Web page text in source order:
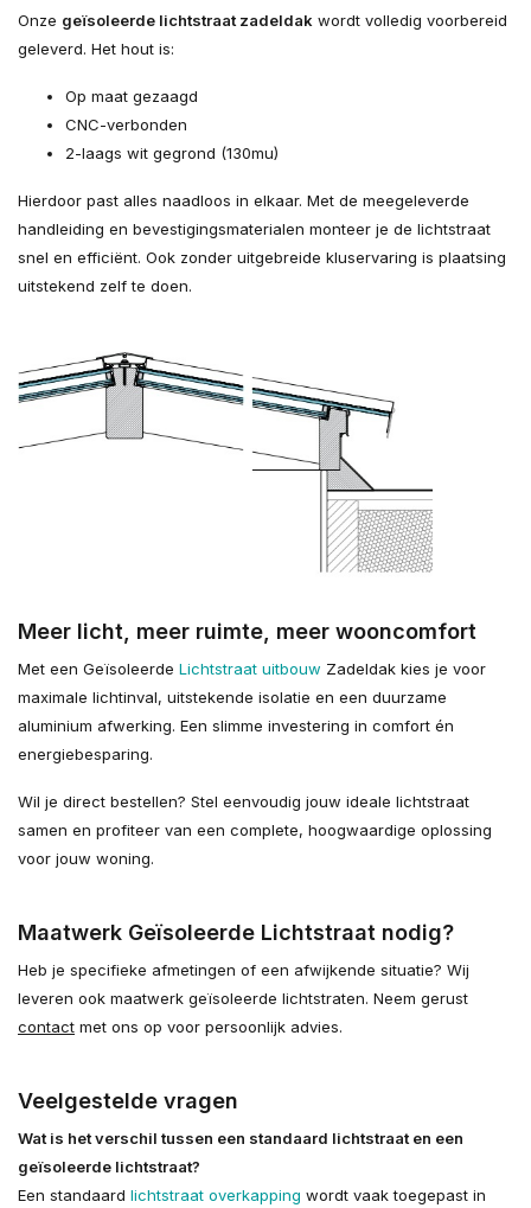
Onze geïsoleerde lichtstraat zadeldak wordt volledig voorbereid
geleverd. Het hout is:
Op maat gezaagd
CNC-verbonden
2-laags wit gegrond (130mu)
Hierdoor past alles naadloos in elkaar. Met de meegeleverde
handleiding en bevestigingsmaterialen monteer je de lichtstraat
snel en efficiënt. Ook zonder uitgebreide kluservaring is plaatsing
uitstekend zelf te doen.
Meer licht, meer ruimte, meer wooncomfort
Met een Geïsoleerde Lichtstraat uitbouw Zadeldak kies je voor
maximale lichtinval, uitstekende isolatie en een duurzame
aluminium afwerking. Een slimme investering in comfort én
energiebesparing.
Wil je direct bestellen? Stel eenvoudig jouw ideale lichtstraat
samen en profiteer van een complete, hoogwaardige oplossing
voor jouw woning.
Maatwerk Geïsoleerde Lichtstraat nodig?
Heb je specifieke afmetingen of een afwijkende situatie? Wij
leveren ook maatwerk geïsoleerde lichtstraten. Neem gerust
contact met ons op voor persoonlijk advies.
Veelgestelde vragen
Wat is het verschil tussen een standaard lichtstraat en een
geïsoleerde lichtstraat?
Een standaard lichtstraat overkapping wordt vaak toegepast in